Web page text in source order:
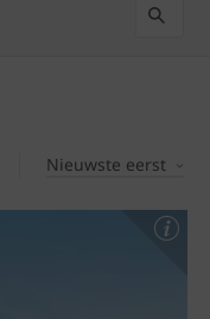
Nieuwste eerst